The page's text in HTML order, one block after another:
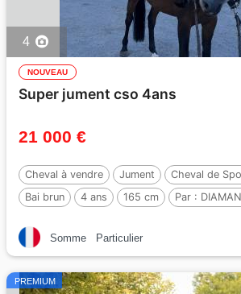
4
NOUVEAU
Super jument cso 4ans
21 000 €
Cheval à vendre Jument
Cheval de
Bai brun
4 ans 165 cm Par :
Somme Particulier
PREMIUM